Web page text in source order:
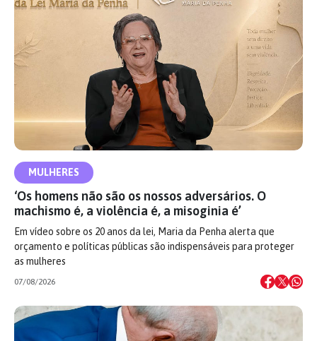
MULHERES
‘Os homens não são os nossos adversários. O
machismo é, a violência é, a misoginia é’
Em vídeo sobre os 20 anos da lei, Maria da Penha alerta que
orçamento e políticas públicas são indispensáveis para proteger
as mulheres
07/08/2026